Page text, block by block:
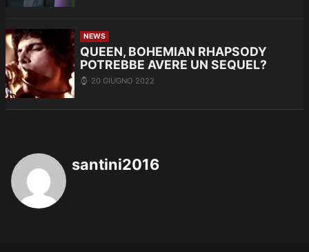
NEWS
QUEEN, BOHEMIAN RHAPSODY
POTREBBE AVERE UN SEQUEL?
20 GIUGNO 2022
santini2016